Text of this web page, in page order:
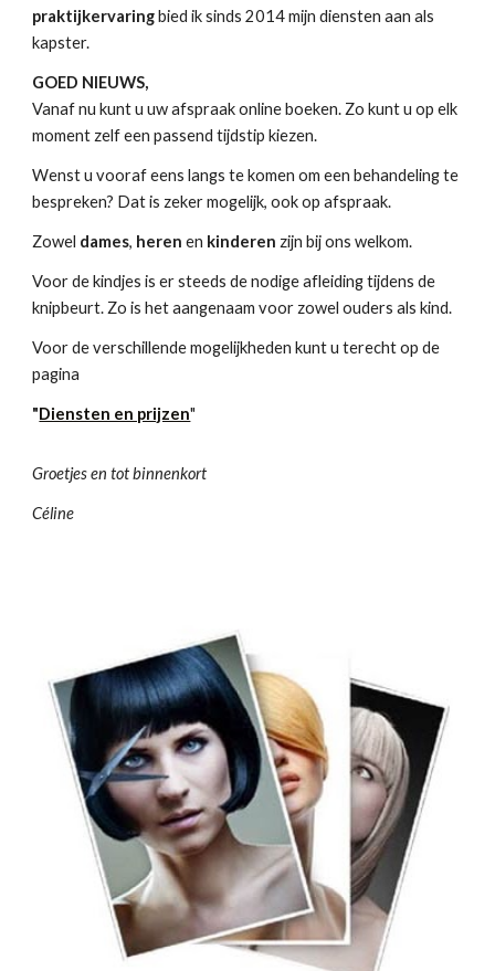
praktijkervaringbied ik sinds 2014mijn diensten aan als
kapster.
GOED NIEUWS,
Vanaf nu kunt u uw afspraak online boeken. Zo kunt u op elk
moment zelf een passend tijdstip kiezen.
Wenst u vooraf eens langs te komen om een behandeling te
bespreken? Dat is zeker mogelijk, ook op afspraak.
Zowel dames, herenen kinderen zijn bij ons welkom.
Voor de kindjes is er steeds de nodige afleiding tijdens de
knipbeurt. Zo is het aangenaam voor zowel ouders als kind.
Voor de verschillende mogelijkheden kunt u terecht op de
pagina
"Diensten en prijzen"
Groetjes en tot binnenkort
Céline